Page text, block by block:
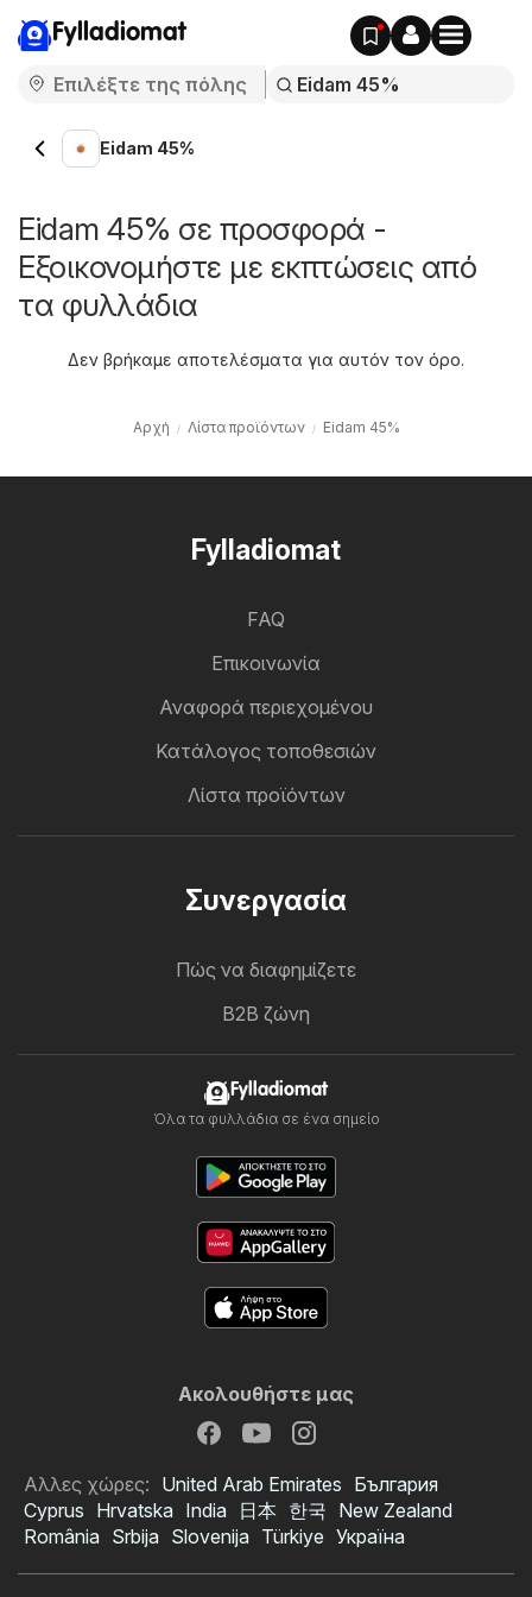
Fylladiomat
Eidam 45%
Eidam 45% σε προσφορά -
Εξοικονομήστε με εκπτώσεις από
τα φυλλάδια
Δεν βρήκαμε αποτελέσματα για αυτόν τον όρο.
Αρχή Λίστα προϊόντων Eidam 45%
Fylladiomat
FAQ
Επικοινωνία
Αναφορά περιεχομένου
Κατάλογος τοποθεσιών
Λίστα προϊόντων
Συνεργασία
Πώς να διαφημίζετε
B2B ζώνη
Fylladiomat
Όλα τα φυλλάδια σε ένα σημείο
Ακολουθήστε μας
Αλλες χώρες: United Arab Emirates България
Cyprus Hrvatska India 日本 한국 New Zealand
România Srbija Slovenija Türkiye Україна